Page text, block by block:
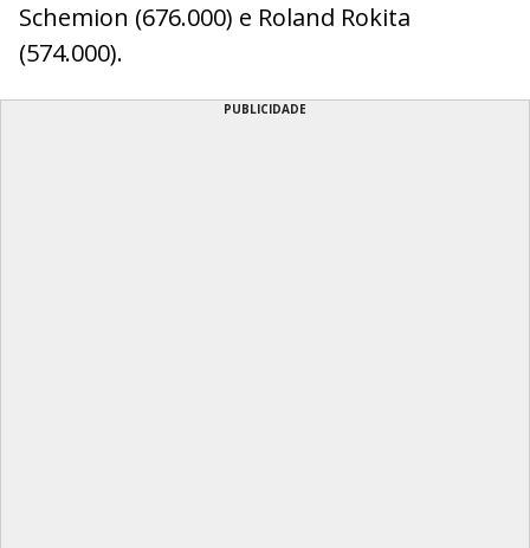
Schemion (676.000) e Roland Rokita
(574.000).
PUBLICIDADE